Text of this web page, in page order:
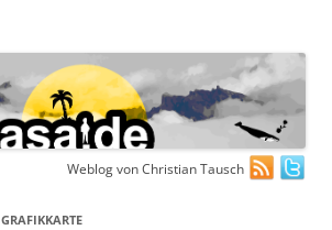
Weblog von Christian Tausch
GRAFIKKARTE